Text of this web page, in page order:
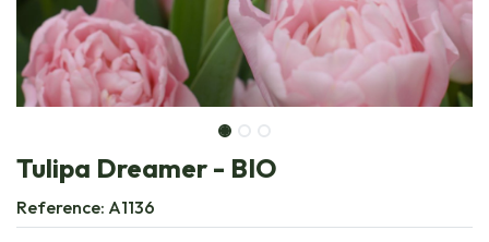
Tulipa Dreamer - BIO
Reference: A1136